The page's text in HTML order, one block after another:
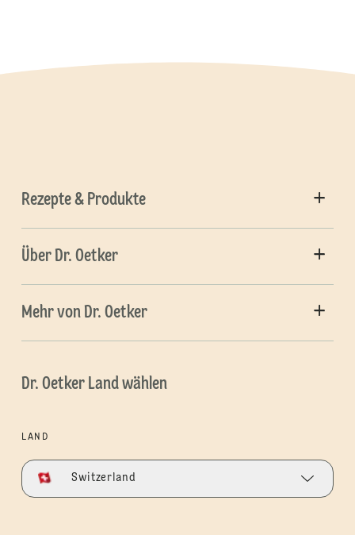
Rezepte & Produkte
Über Dr. Oetker
Mehr von Dr. Oetker
Dr. Oetker Land wählen
LAND
Switzerland